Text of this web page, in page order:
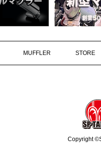
MUFFLER STORE
Copyright